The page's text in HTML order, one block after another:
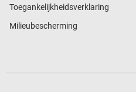
Toegankelijkheidsverklaring
Milieubescherming